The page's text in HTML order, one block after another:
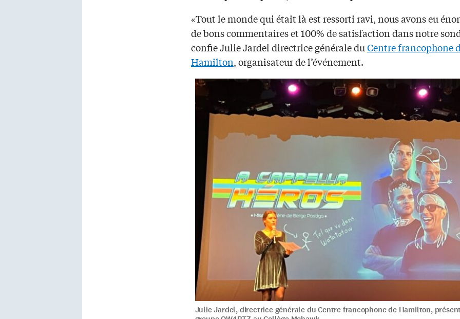
«Tout le monde qui était là est ressorti ravi, nous avons eu
de bons commentaires et 100% de satisfaction dans notre
confie Julie Jardel directrice générale duCentre francophone
Hamilton, organisateur de l’événement.
Julie Jardel, directrice générale du Centre francophone de Hamilton,